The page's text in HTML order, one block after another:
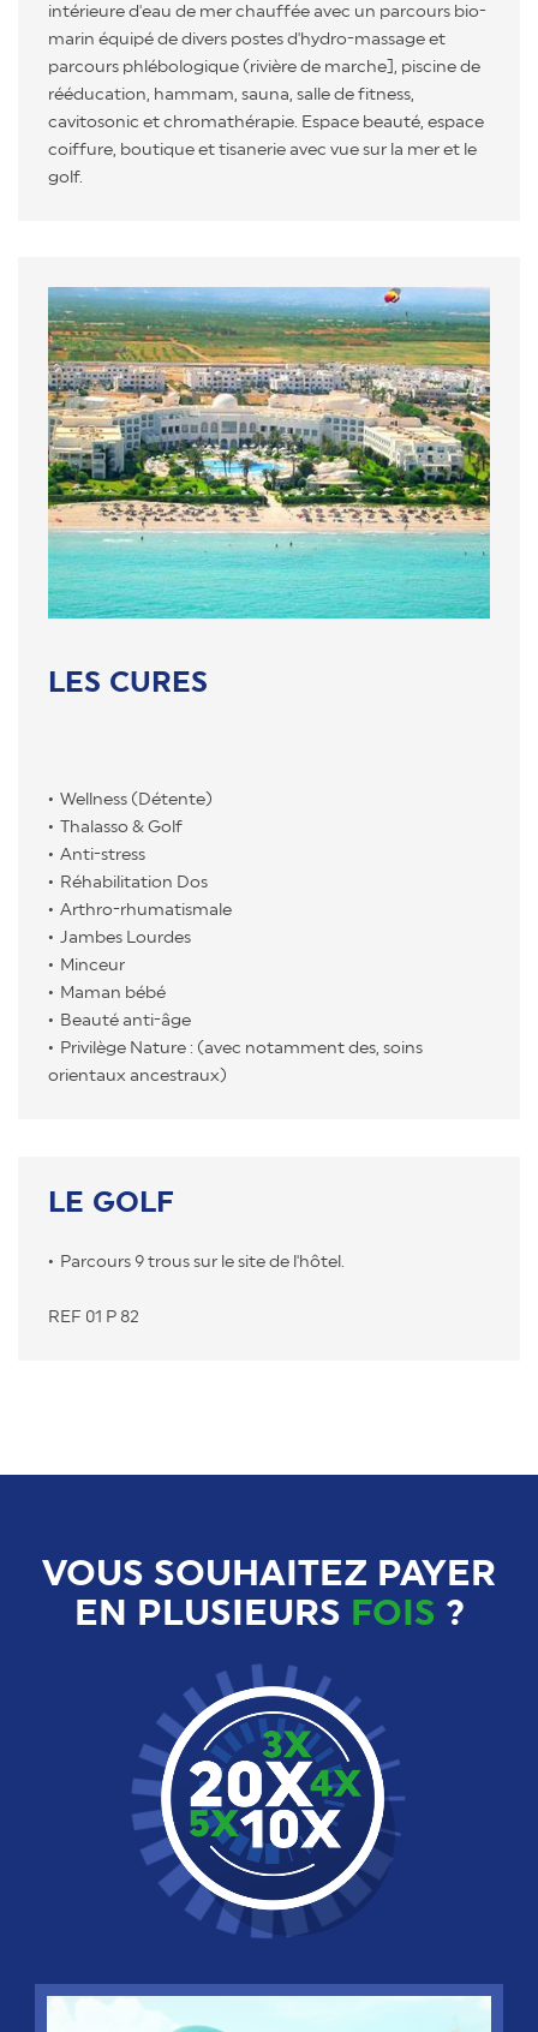
intérieure d'eau de mer chauffée avec un parcours bio-
marin équipé de divers postes d'hydro-massage et
parcours phlébologique (rivière de marche], piscine de
rééducation, hammam, sauna, salle de fitness,
cavitosonic et chromathérapie. Espace beauté, espace
coiffure, boutique et tisanerie avec vue sur la mer et le
golf.
LES CURES
Wellness (Détente)
Thalasso & Golf
Anti-stress
Réhabilitation Dos
Arthro-rhumatismale
Jambes Lourdes
Minceur
Maman bébé
Beauté anti-âge
Privilège Nature : (avec notamment des, soins
orientaux ancestraux)
LE GOLF
Parcours 9 trous sur le site de l'hôtel.
REF 01 P 82
VOUS SOUHAITEZ PAYER
EN PLUSIEURS FOIS ?